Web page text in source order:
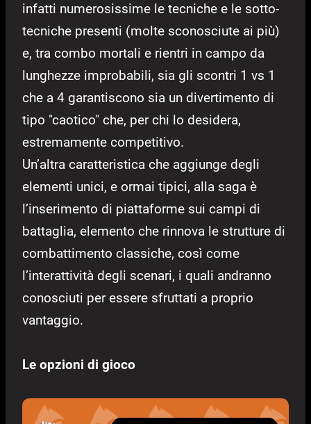
infatti numerosissime le tecniche e le sotto-
tecniche presenti (molte sconosciute ai più)
e, tra combo mortali e rientri in campo da
lunghezze improbabili, sia gli scontri 1 vs 1
che a 4 garantiscono sia un divertimento di
tipo "caotico" che, per chi lo desidera,
estremamente competitivo.
Un’altra caratteristica che aggiunge degli
elementi unici, e ormai tipici, alla saga è
l’inserimento di piattaforme sui campi di
battaglia, elemento che rinnova le strutture di
combattimento classiche, così come
l’interattività degli scenari, i quali andranno
conosciuti per essere sfruttati a proprio
vantaggio.
Le opzioni di gioco